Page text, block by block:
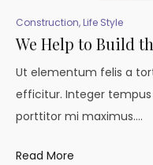
Construction, Life Style
We Help to Build
Ut elementum felis a
efficitur. Integer
porttitor mi maximus.…
Read More